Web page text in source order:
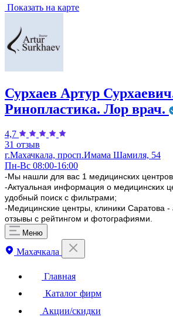
Показать на карте
Сурхаев Артур
Ринопластика. Лор врач.
4,7
31 отзыв
г.Махачкала, просп.Имама Шамиля, 54
Пн-Вс 08:00-16:00
-Мы нашли для вас 1 медицинских
-Актуальная информация о медицинских
удобный поиск с фильтрами;
-Медицинские центры, клиники Саратова
отзывы с рейтингом и фотографиями.
Меню
Махачкала
Главная
Каталог фирм
Акции/скидки